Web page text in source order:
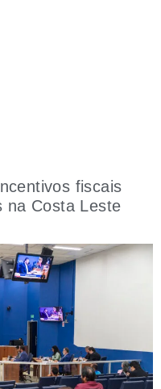
fiscais
na Costa Leste